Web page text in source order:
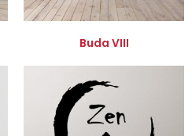
Buda VIII